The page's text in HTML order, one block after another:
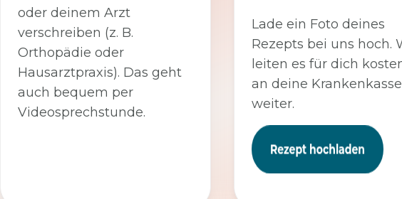
oder deinem Arzt
verschreiben (z. B.
Orthopädie oder
Hausarztpraxis). Das geht
auch bequem per
Videosprechstunde.
Lade ein Foto deines
Rezepts bei uns hoch.
leiten es für dich
an deine Krankenkasse
weiter.